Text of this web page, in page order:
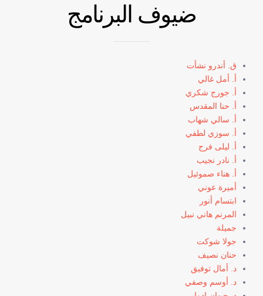
ضيوف البرنامج
ق. أندرو نشأت
أ. أمل غالي
أ. جورج شكري
أ. حنا المقدس
أ. سالي شهاب
أ. سوزي لطفي
أ. ليلى فرج
أ. نادر نجيب
أ. هناء صموئيل
أميرة عوني
ابتسام أنور
المرنم هاني نبيل
جميلة
جولا شوكت
حنان نصيف
د. أمال توفيق
د. أوسم وصفي